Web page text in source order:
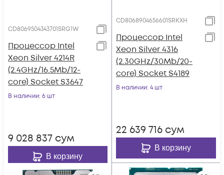
CD8069504343701SRG1W
Процессор Intel
Xeon Silver 4214R
(2.4GHz/16.5Mb/12-
core) Socket S3647
В наличии: 6 шт
9 028 837 сум
В корзину
CD8068904656601SRKXH
Процессор Intel
Xeon Silver 4316
(2.30GHz/30Mb/20-
core) Socket S4189
В наличии: 4 шт
22 639 716 сум
В корзину